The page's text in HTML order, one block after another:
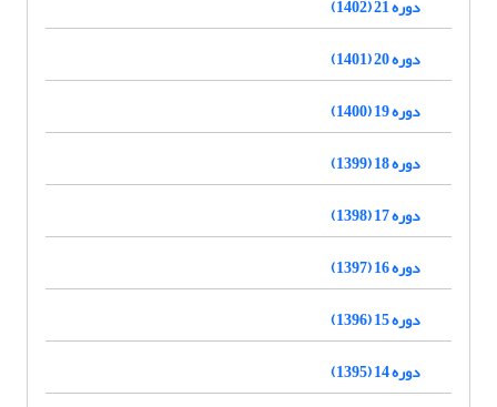
دوره 21 (1402)
دوره 20 (1401)
دوره 19 (1400)
دوره 18 (1399)
دوره 17 (1398)
دوره 16 (1397)
دوره 15 (1396)
دوره 14 (1395)